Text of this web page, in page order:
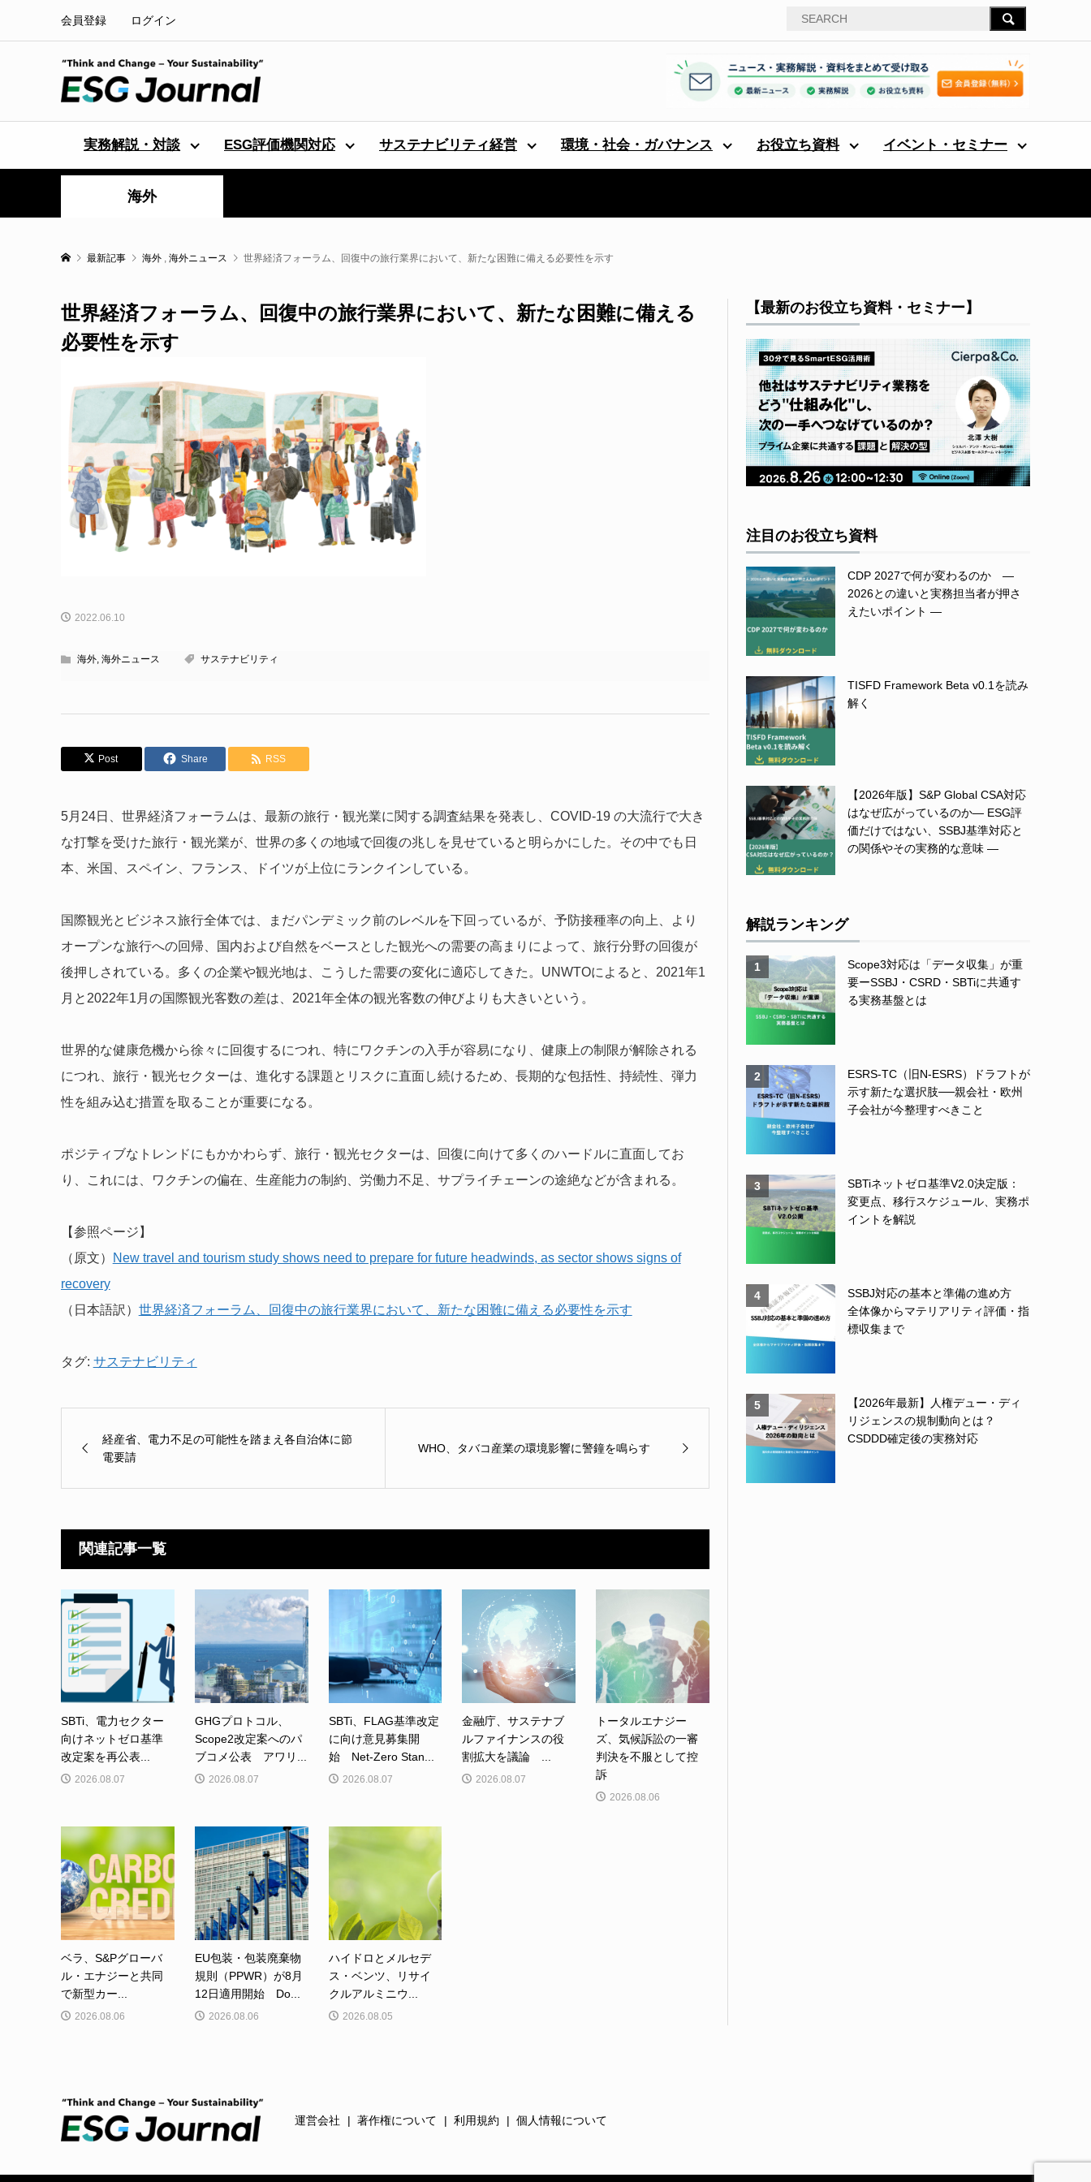
会員登録 ログイン
実務解説・対談 ESG評価機関対応 サステナビリティ経営 環境・社会・ガバナンス お役立ち資料 イベント・セミナー
海外
最新記事 海外 , 海外ニュース 世界経済フォーラム、回復中の旅行業界において、新たな困難に備える必要性を示す
世界経済フォーラム、回復中の旅行業界において、新たな困難に備える
必要性を示す
2022.06.10
海外, 海外ニュース サステナビリティ
Post Share RSS
5月24日、世界経済フォーラムは、最新の旅行・観光業に関する調査結果を発表し、COVID-19 の大流行で大き
な打撃を受けた旅行・観光業が、世界の多くの地域で回復の兆しを見せていると明らかにした。その中でも日
本、米国、スペイン、フランス、ドイツが上位にランクインしている。
国際観光とビジネス旅行全体では、まだパンデミック前のレベルを下回っているが、予防接種率の向上、より
オープンな旅行への回帰、国内および自然をベースとした観光への需要の高まりによって、旅行分野の回復が
後押しされている。多くの企業や観光地は、こうした需要の変化に適応してきた。UNWTOによると、2021年1
月と2022年1月の国際観光客数の差は、2021年全体の観光客数の伸びよりも大きいという。
世界的な健康危機から徐々に回復するにつれ、特にワクチンの入手が容易になり、健康上の制限が解除される
につれ、旅行・観光セクターは、進化する課題とリスクに直面し続けるため、長期的な包括性、持続性、弾力
性を組み込む措置を取ることが重要になる。
ポジティブなトレンドにもかかわらず、旅行・観光セクターは、回復に向けて多くのハードルに直面してお
り、これには、ワクチンの偏在、生産能力の制約、労働力不足、サプライチェーンの途絶などが含まれる。
【参照ページ】
（原文）
New travel and tourism study shows need to prepare for future headwinds, as sector shows signs of
recovery
（日本語訳） 世界経済フォーラム、回復中の旅行業界において、新たな困難に備える必要性を示す
タグ: サステナビリティ
経産省、電力不足の可能性を踏まえ各自治体に節
電要請
WHO、タバコ産業の環境影響に警鐘を鳴らす
関連記事一覧
SBTi、電力セクター
向けネットゼロ基準
改定案を再公表...
2026.08.07
GHGプロトコル、
Scope2改定案へのパ
ブコメ公表 アワリ...
2026.08.07
SBTi、FLAG基準改定
に向け意見募集開
始 Net-Zero Stan...
2026.08.07
金融庁、サステナブ
ルファイナンスの役
割拡大を議論 ...
2026.08.07
トータルエナジー
ズ、気候訴訟の一審
判決を不服として控
訴
2026.08.06
ベラ、S&Pグローバ
ル・エナジーと共同
で新型カー...
2026.08.06
EU包装・包装廃棄物
規則（PPWR）が8月
12日適用開始 Do...
2026.08.06
ハイドロとメルセデ
ス・ベンツ、リサイ
クルアルミニウ...
2026.08.05
【最新のお役立ち資料・セミナー】
注目のお役立ち資料
CDP 2027で何が変わるのか ―
2026との違いと実務担当者が押さ
えたいポイント ―
TISFD Framework Beta v0.1を読み
解く
【2026年版】S&P Global CSA対応
はなぜ広がっているのか― ESG評
価だけではない、SSBJ基準対応と
の関係やその実務的な意味 ―
解説ランキング
1
Scope3対応は「データ収集」が重
要ーSSBJ・CSRD・SBTiに共通す
る実務基盤とは
2
ESRS-TC（旧N-ESRS）ドラフトが
示す新たな選択肢──親会社・欧州
子会社が今整理すべきこと
3
SBTiネットゼロ基準V2.0決定版：
変更点、移行スケジュール、実務ポ
イントを解説
4
SSBJ対応の基本と準備の進め方
全体像からマテリアリティ評価・指
標収集まで
5
【2026年最新】人権デュー・ディ
リジェンスの規制動向とは？
CSDDD確定後の実務対応
運営会社 著作権について 利用規約 個人情報について